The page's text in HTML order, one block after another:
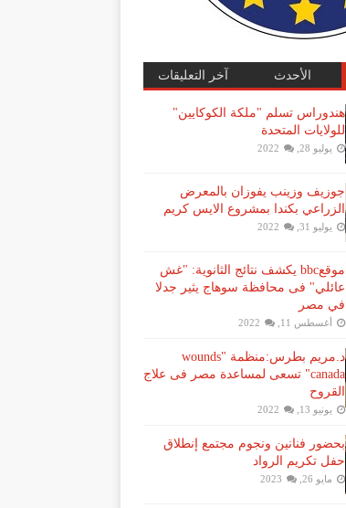
الأحدث آخر التعليقات
هندوراس تسلم "ملكة الكوكايين"
للولايات المتحدة
يوليو 28, 2022
جوزيف وزينب يفوزان بالمعرض
الزراعي بكندا بمشروع الايس كريم
يوليو 31, 2022
موقعbbc يكشف نتائج الثانوية: "غش
عائلي" فى محافظة سوهاج يثير جدلا
في مصر
أغسطس 11, 2022
د.مريم بطرس:منظمة "wounds
canada" تسعى لمساعدة مصر فى علاج
القروح
يونيو 13, 2022
بحضور فنانين ونجوم مجتمع إنطلاق
حفل تكريم الرواد
مايو 26, 2023